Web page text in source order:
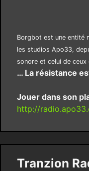
Borgbot est une entité
les studios Apo33,
sonore et celui de
… La résistance
Jouer dans son
http://
Tranzion